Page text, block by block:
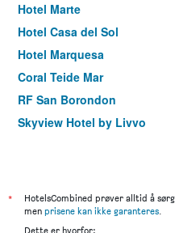
Hotel Marte
Hotel Casa del Sol
Hotel Marquesa
Coral Teide Mar
RF San Borondon
Skyview Hotel by Livvo
*
HotelsCombined prøver alltid å
men prisene kan ikke garanteres.
Dette er hvorfor: